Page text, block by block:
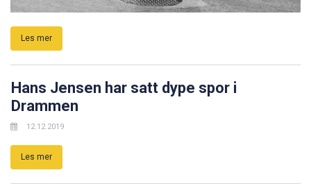
Les mer
Hans Jensen har satt dype spor i
Drammen
12.12.2019
Les mer